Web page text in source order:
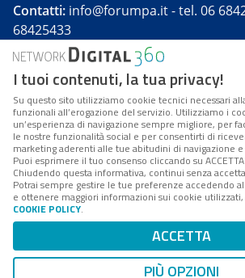
Contatti: info@forumpa.it- tel. 06
68425433
Forumpa.itè una pubblicazione
presso Registro della stampa del
Reg. n. 182 del 2 maggio 2008 -
Stentella
FPA s.r.l. è società soggetta a
Coordinamento da parte di Digital360
è un'azienda certificata per il
Codice Fiscale/Partita IVA n.
n. 1249791. ISP AWS
Mappa del sito
I tuoi contenuti, la tua privacy!
Su questo sito utilizziamo cookie tecnici necessari
funzionali all’erogazione del servizio. Utilizziamo i
un’esperienza di navigazione sempre migliore, per
le nostre funzionalità social e per consentirti di
marketing aderenti alle tue abitudini di navigazione
Puoi esprimere il tuo consenso cliccando su ACCETTA
Chiudendo questa informativa, continui senza
Potrai sempre gestire le tue preferenze accedendo al
e ottenere maggiori informazioni sui cookie
COOKIE POLICY.
ACCETTA
PIÙ OPZIONI